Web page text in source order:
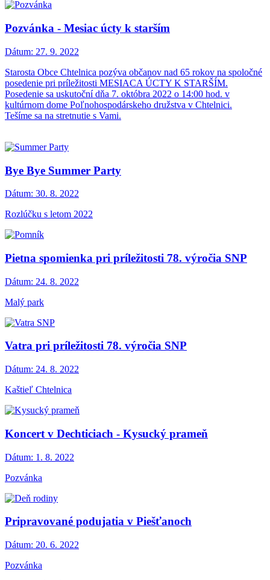
Pozvánka - Mesiac úcty k starším
Dátum: 27. 9. 2022
Starosta Obce Chtelnica pozýva občanov nad 65 rokov na spoločné
posedenie pri príležitosti MESIACA ÚCTY K STARŠÍM.
Posedenie sa uskutoční dňa 7. októbra 2022 o 14:00 hod. v
kultúrnom dome Poľnohospodárskeho družstva v Chtelnici.
Tešíme sa na stretnutie s Vami.
Bye Bye Summer Party
Dátum: 30. 8. 2022
Rozlúčku s letom 2022
Pietna spomienka pri príležitosti 78. výročia SNP
Dátum: 24. 8. 2022
Malý park
Vatra pri príležitosti 78. výročia SNP
Dátum: 24. 8. 2022
Kaštieľ Chtelnica
Koncert v Dechticiach - Kysucký prameň
Dátum: 1. 8. 2022
Pozvánka
Pripravované podujatia v Piešťanoch
Dátum: 20. 6. 2022
Pozvánka